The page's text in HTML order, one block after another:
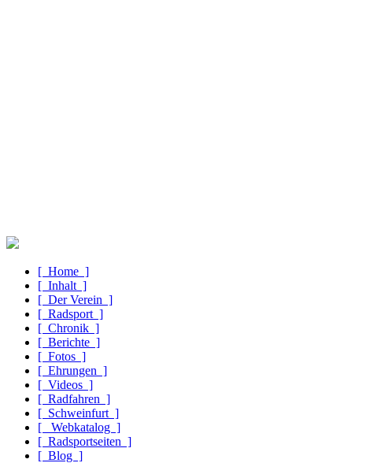
[ Home ]
[ Inhalt ]
[ Der Verein ]
[ Radsport ]
[ Chronik ]
[ Berichte ]
[ Fotos ]
[ Ehrungen ]
[ Videos ]
[ Radfahren ]
[ Schweinfurt ]
[ Webkatalog ]
[ Radsportseiten ]
[ Blog ]